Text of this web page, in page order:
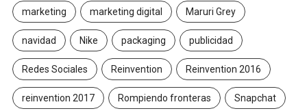
marketing marketing digital Maruri Grey
navidad Nike packaging publicidad
Redes Sociales Reinvention Reinvention 2016
reinvention 2017 Rompiendo fronteras Snapchat